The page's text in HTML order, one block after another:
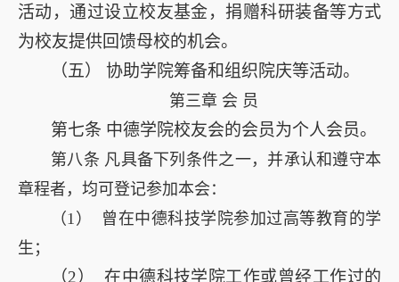
活动，通过设立校友基金，捐赠科研装备等方式
为校友提供回馈母校的机会。
（五）
协助学院筹备和组织院庆等活动。
第三章 会 员
第七条 中德学院校友会的会员为个人会员。
第八条 凡具备下列条件之一，并承认和遵守本
章程者，均可登记参加本会：
（1） 曾在中德科技学院参加过高等教育的学
生；
（2） 在中德科技学院工作或曾经工作过的